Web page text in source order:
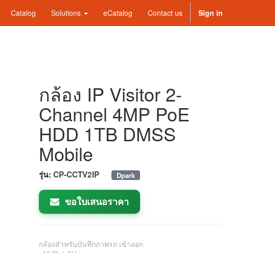
Catalog Solutions eCatalog Contact us Sign in
กล้อง IP Visitor 2-
Channel 4MP PoE
HDD 1TB DMSS
Mobile
รุ่น: CP-CCTV2IP · Dpark
ขอใบเสนอราคา
กล้องสำหรับบันทึกภาพรถ เข้าออก